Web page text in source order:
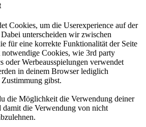
Cookies, um die Userexperience auf der
unterscheiden wir zwischen
für eine korrekte Funktionalität der Seite
Cookies, wie 3rd party
oder Werbeausspielungen verwendet
in deinem Browser lediglich
gibst.
die Möglichkeit die Verwendung deiner
damit die Verwendung von nicht